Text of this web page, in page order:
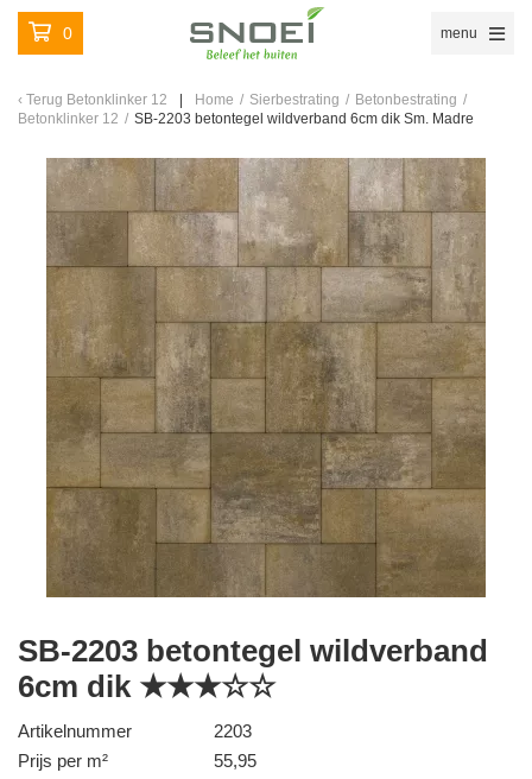
0 menu
Terug Betonklinker 12 Home / Sierbestrating / Betonbestrating /
Betonklinker 12 / SB-2203 betontegel wildverband 6cm dik Sm. Madre
SB-2203 betontegel wildverband
6cm dik ★★★☆☆
Artikelnummer
2203
Prijs per m²
55,95